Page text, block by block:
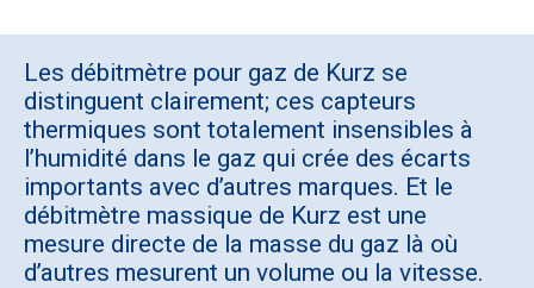
Les débitmètre pour gaz de Kurz se
distinguent clairement; ces capteurs
thermiques sont totalement insensibles à
l’humidité dans le gaz qui crée des écarts
importants avec d’autres marques. Et le
débitmètre massique de Kurz est une
mesure directe de la masse du gaz là où
d’autres mesurent un volume ou la vitesse.